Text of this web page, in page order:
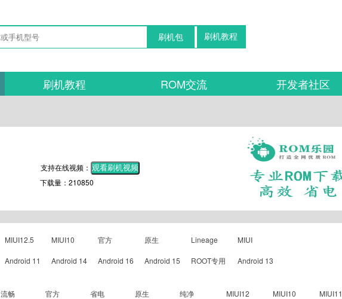
刷机教程
刷机包
刷机教程 ROM交流 开发者社区
支持在线视频： 观看刷机视频
下载量：210850
MIUI12.5 MIUI10 官方 原生 Lineage MIUI
Android 11 Android 14 Android 16 Android 15 ROOT专用 Android 13
流畅 官方 省电 原生 纯净 MIUI12 MIUI10 MIUI11